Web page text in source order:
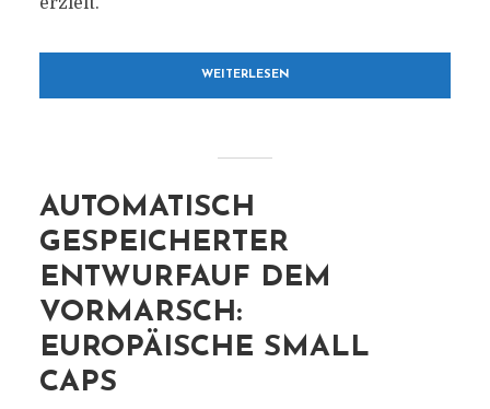
WEITERLESEN
AUTOMATISCH
GESPEICHERTER
ENTWURFAUF DEM
VORMARSCH:
EUROPÄISCHE SMALL
CAPS